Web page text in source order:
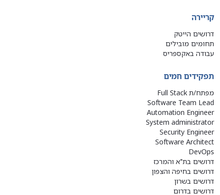
קריירה
דרושים הייטק
תחומים מובילים
עבודה באקספריס
תפקידים חמים
מפתח/ת Full Stack
Software Team Lead
Automation Engineer
System administrator
Security Engineer
Software Architect
DevOps
דרושים בת"א והמרכז
דרושים בחיפה והצפון
דרושים בשרון
דרושים בדרום